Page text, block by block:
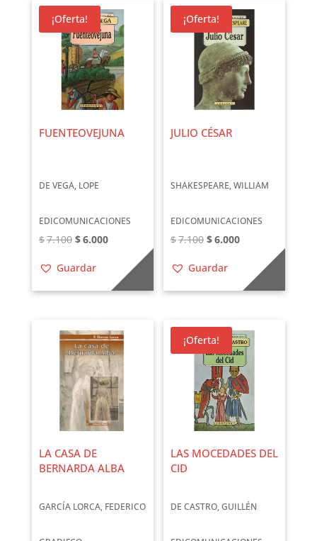
¡Oferta!
FUENTEOVEJUNA
DE VEGA, LOPE
EDICOMUNICACIONES
$7.100 El
original
era:
$6.000El
actual
es:
Guardar
¡Oferta!
JULIO CÉSAR
SHAKESPEARE, WILLIAM
EDICOMUNICACIONES
$7.100 El
original
era:
$6.000El
actual
es:
Guardar
LA CASA DE
BERNARDA ALBA
GARCÍA LORCA, FEDERICO
¡Oferta!
LAS MOCEDADES DEL
CID
DE CASTRO, GUILLÉN